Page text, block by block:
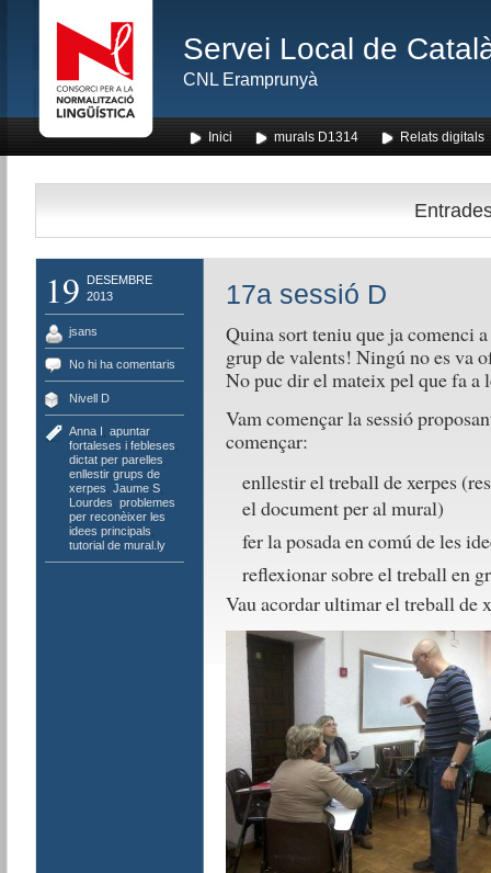
Servei Local de
CNL Eramprunyà
Inici murals D1314 Relats digitals
19
DESEMBRE
2013
jsans
No hi ha comentaris
Nivell D
Anna I apuntar
fortaleses i febleses
dictat per parelles
enllestir grups de
xerpes Jaume S,
Lourdes problemes
per reconèixer les
idees principals
tutorial de mural.ly
17a sessió D
Quina sort teniu que ja comenci
grup de valents! Ningú no es va
No puc dir el mateix pel que fa a
Vam començar la sessió
començar:
enllestir el treball de xerpes
el document per al mural)
fer la posada en comú de les
reflexionar sobre el treball en
Vau acordar ultimar el treball de